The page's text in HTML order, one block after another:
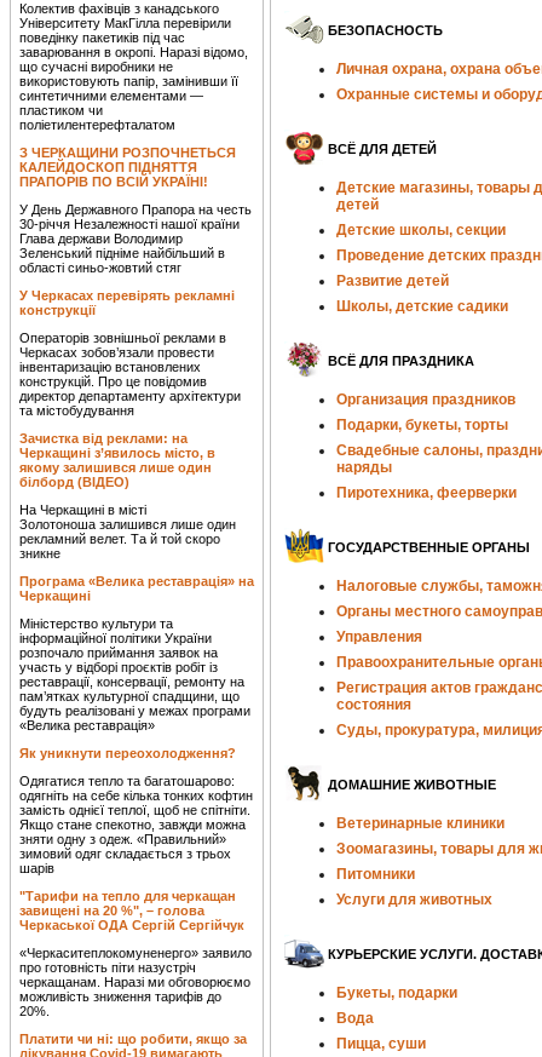
Колектив фахівців з канадського
Університету МакГілла перевірили
поведінку пакетиків під час
заварювання в окропі. Наразі відомо,
що сучасні виробники не
використовують папір, замінивши її
синтетичними елементами —
пластиком чи
поліетилентерефталатом
З ЧЕРКАЩИНИ РОЗПОЧНЕТЬСЯ
КАЛЕЙДОСКОП ПІДНЯТТЯ
ПРАПОРІВ ПО ВСІЙ УКРАЇНІ!
У День Державного Прапора на честь
30-річчя Незалежності нашої країни
Глава держави Володимир
Зеленський підніме найбільший в
області синьо-жовтий стяг
У Черкасах перевірять рекламні
конструкції
Операторів зовнішньої реклами в
Черкасах зобов’язали провести
інвентаризацію встановлених
конструкцій. Про це повідомив
директор департаменту архітектури
та містобудування
Зачистка від реклами: на
Черкащині з’явилось місто, в
якому залишився лише один
білборд (ВІДЕО)
На Черкащині в місті
Золотоноша залишився лише один
рекламний велет. Та й той скоро
зникне
Програма «Велика реставрація» на
Черкащині
Міністерство культури та
інформаційної політики України
розпочало приймання заявок на
участь у відборі проєктів робіт із
реставрації, консервації, ремонту на
пам’ятках культурної спадщини, що
будуть реалізовані у межах програми
«Велика реставрація»
Як уникнути переохолодження?
Одягатися тепло та багатошарово:
одягніть на себе кілька тонких кофтин
замість однієї теплої, щоб не спітніти.
Якщо стане спекотно, завжди можна
зняти одну з одеж. «Правильний»
зимовий одяг складається з трьох
шарів
"Тарифи на тепло для черкащан
завищені на 20 %", – голова
Черкаської ОДА Сергій Сергійчук
«Черкаситеплокомуненерго» заявило
про готовність піти назустріч
черкащанам. Наразі ми обговорюємо
можливість зниження тарифів до
20%.
Платити чи ні: що робити, якщо за
лікування Covid-19 вимагають
БЕЗОПАСНОСТЬ
Личная охрана, охрана
Охранные системы и
ВСЁ ДЛЯ ДЕТЕЙ
Детские магазины, товары
детей
Детские школы, секции
Проведение детских
Развитие детей
Школы, детские садики
ВСЁ ДЛЯ ПРАЗДНИКА
Организация праздников
Подарки, букеты, торты
Свадебные салоны,
наряды
Пиротехника, феерверки
ГОСУДАРСТВЕННЫЕ ОРГАНЫ
Налоговые службы,
Органы местного
Управления
Правоохранительные
Регистрация актов
состояния
Суды, прокуратура,
ДОМАШНИЕ ЖИВОТНЫЕ
Ветеринарные клиники
Зоомагазины, товары для
Питомники
Услуги для животных
КУРЬЕРСКИЕ УСЛУГИ.
Букеты, подарки
Вода
Пицца, суши